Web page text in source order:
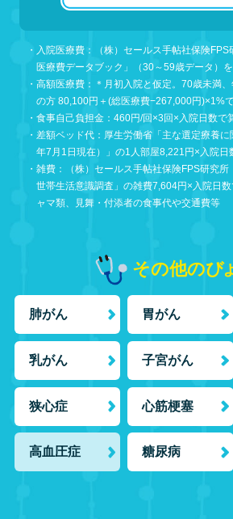
その他のびょうき
肺がん 胃がん 大
乳がん 子宮がん 白
狭心症 心筋梗塞 脳
高血圧症 糖尿病 胃